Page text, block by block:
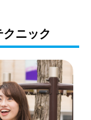
ニック